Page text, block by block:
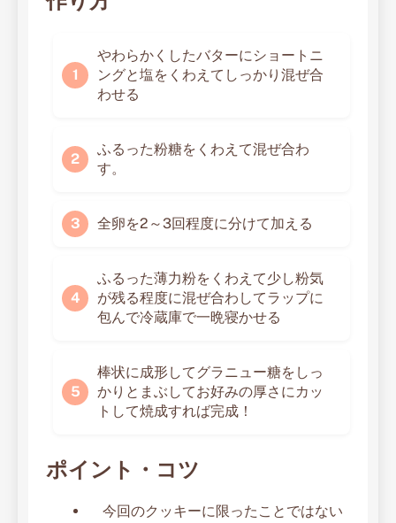
やわらかくしたバターにショートニ
ングと塩をくわえてしっかり混ぜ合
わせる
ふるった粉糖をくわえて混ぜ合わ
す。
全卵を2～3回程度に分けて加える
ふるった薄力粉をくわえて少し粉気
が残る程度に混ぜ合わしてラップに
包んで冷蔵庫で一晩寝かせる
棒状に成形してグラニュー糖をしっ
かりとまぶしてお好みの厚さにカッ
トして焼成すれば完成！
ポイント・コツ
今回のクッキーに限ったことではない